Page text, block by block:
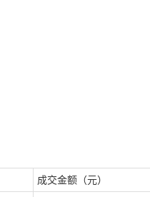
成交金额（元）